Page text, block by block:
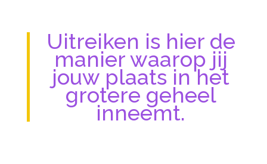
Uitreiken is hier de
manier waarop jij
jouw plaats in het
grotere geheel
inneemt.